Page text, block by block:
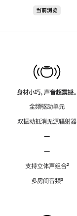
当前浏览
身材小巧，声音超震撼。
全频驱动单元
双振动抵消无源辐射器
—
—
支持立体声组合脚
²
多房间音频脚
³